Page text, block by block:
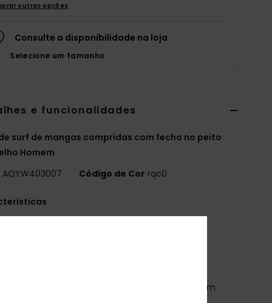
outras opções
Consulte a disponibilidade na loja
Selecione um tamanho
e funcionalidades
surf de mangas compridas com fecho no peito
Homem
AQYW403007 Código de Cor rqc0
Costuras GBS (coladas e com